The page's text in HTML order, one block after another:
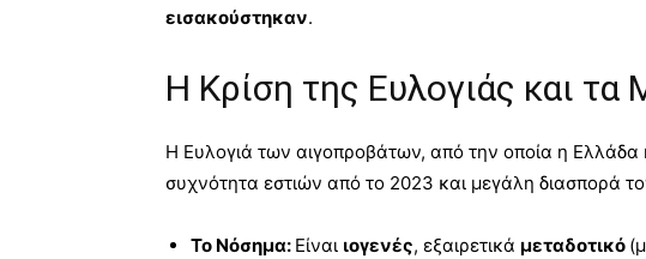
εισακούστηκαν.
Η Κρίση της Ευλογιάς και
Η Ευλογιά των αιγοπροβάτων, από την οποία η
συχνότητα εστιών από το 2023 και μεγάλη διασπορά
Το Νόσημα: Είναι ιογενές, εξαιρετικά μεταδοτικό